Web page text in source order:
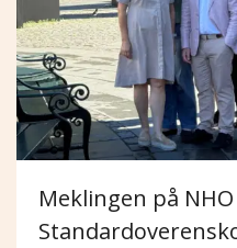
Meklingen på NHO